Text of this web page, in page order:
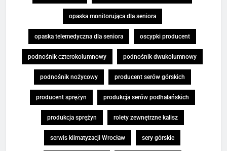
opaska monitorująca dla seniora
opaska telemedyczna dla seniora oscypki producent
podnośnik czterokolumnowy podnośnik dwukolumnowy
podnośnik nożycowy producent serów górskich
producent sprężyn produkcja serów podhalańskich
produkcja sprężyn rolety zewnętrzne kalisz
serwis klimatyzacji Wrocław sery górskie